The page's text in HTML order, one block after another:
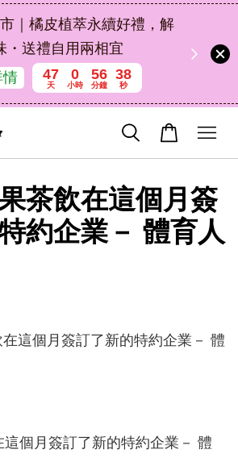
｜橘皮植萃永續好禮，解
・送禮自用兩相宜
情
47
天
0
小時
56
分鐘
38
秒
茶飲在這個月簽
約企業－ 體育人
個月簽訂了新的特約企業－ 體